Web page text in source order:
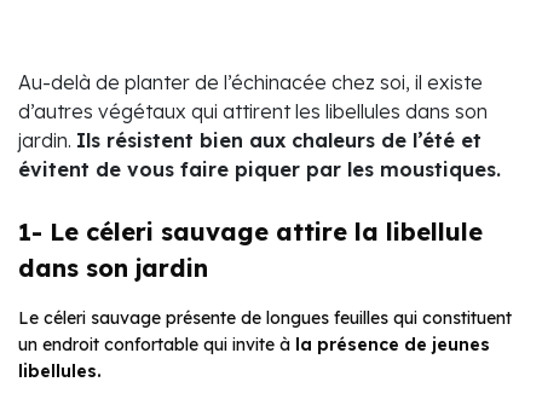
Au-delà de planter de l’échinacée chez soi, il existe
d’autres végétaux qui attirent les libellules dans son
jardin. Ils résistent bien aux chaleurs de l’été et
évitent de vous faire piquer par les moustiques.
1- Le céleri sauvage attire la libellule
dans son jardin
Le céleri sauvage présente de longues feuilles qui constituent
un endroit confortable qui invite à la présence de jeunes
libellules.